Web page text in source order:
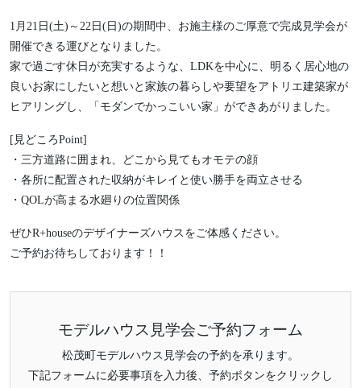
1月21日(土)～22日(日)の期間中、お施主様のご厚意で完成見学会が
開催できる運びとなりました。
家で過ごす休日が充実するような、LDKを中心に、明るく居心地の
良いお家にしたいと想いと家族の暮らしや要望をアトリエ建築家が
ヒアリングし、「モダンでかっこいい家」ができあがりました。
[見どころPoint]
・三方道路に囲まれ、どこから見てもオモテの顔
・各所に配置された収納がキレイと使い勝手を両立させる
・QOLが高まる水廻りの位置関係
ぜひR+houseのデザイナーズハウスをご体感ください。
ご予約お待ちしております！！
モデルハウス見学会ご予約フォーム
松茂町モデルハウス見学会の予約を承ります。
下記フォームに必要事項を入力後、予約ボタンをクリックし